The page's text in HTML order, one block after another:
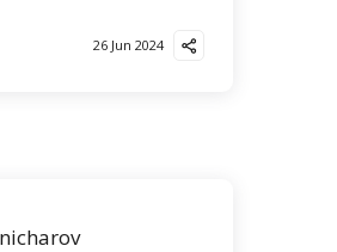
26 Jun 2024